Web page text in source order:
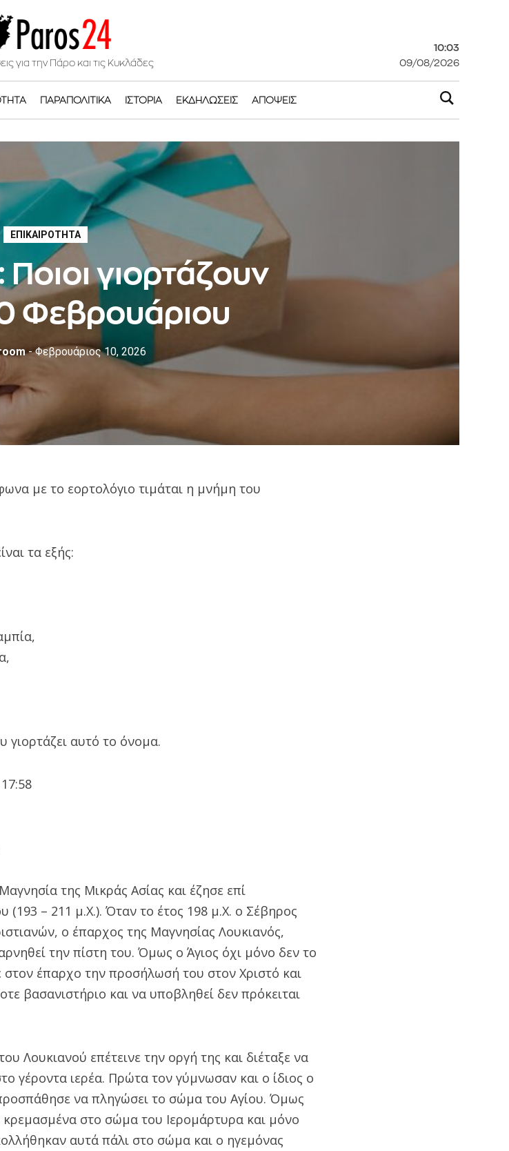
για την Πάρο και τις Κυκλάδες
10:03
09/08/2026
ΠΑΡΑΠΟΛΙΤΙΚΆ ΙΣΤΟΡΊΑ ΕΚΔΗΛΏΣΕΙΣ ΑΠΌΨΕΙΣ
ΕΠΙΚΑΙΡΌΤΗΤΑ
γιορτάζουν
Φεβρουάριου
- Φεβρουάριος 10, 2026
με το εορτολόγιο τιμάται η μνήμη του
τα εξής:
αυτό το όνομα.
της Μικράς Ασίας και έζησε επί
(193 – 211 μ.Χ.). Όταν το έτος 198 μ.Χ. ο Σέβηρος
ο έπαρχος της Μαγνησίας Λουκιανός,
την πίστη του. Όμως ο Άγιος όχι μόνο δεν το
έπαρχο την προσήλωσή του στον Χριστό και
βασανιστήριο και να υποβληθεί δεν πρόκειται
Λουκιανού επέτεινε την οργή της και διέταξε να
γέροντα ιερέα. Πρώτα τον γύμνωσαν και ο ίδιος ο
να πληγώσει το σώμα του Αγίου. Όμως
κρεμασμένα στο σώμα του Ιερομάρτυρα και μόνο
αυτά πάλι στο σώμα και ο ηγεμόνας